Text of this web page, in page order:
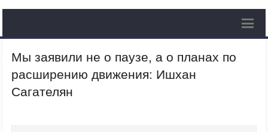
Мы заявили не о паузе, а о планах по
расширению движения: Ишхан
Сагателян